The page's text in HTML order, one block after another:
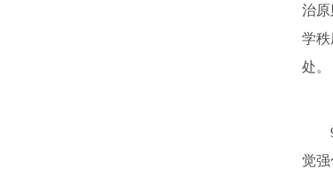
治
学
处。
9.
觉强